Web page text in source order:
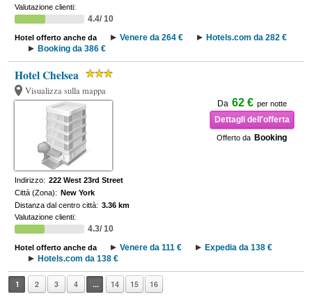
Valutazione clienti:
4.4/ 10
Hotel offerto anche da Venere da 264 €
Hotels.com da 282 €
Booking da 386 €
Hotel Chelsea
Visualizza sulla mappa
Da 62 € per notte
Dettagli dell'offerta
Offerto da Booking
Indirizzo: 222 West 23rd Street
Città (Zona): New York
Distanza dal centro città: 3.36 km
Valutazione clienti:
4.3/ 10
Hotel offerto anche da Venere da 111 €
Expedia da 138 €
Hotels.com da 138 €
1 2 3 4 ... 14 15 16